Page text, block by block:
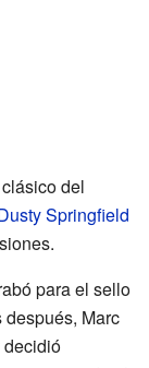
del
Springfield
para el sello
Marc
decidió